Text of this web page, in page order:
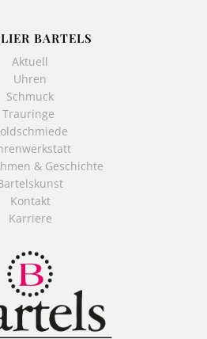
BARTELS
Aktuell
Uhren
Schmuck
Trauringe
& Geschichte
Kontakt
Karriere